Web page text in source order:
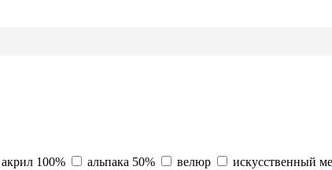
акрил 100% альпака 50% велюр искусственный